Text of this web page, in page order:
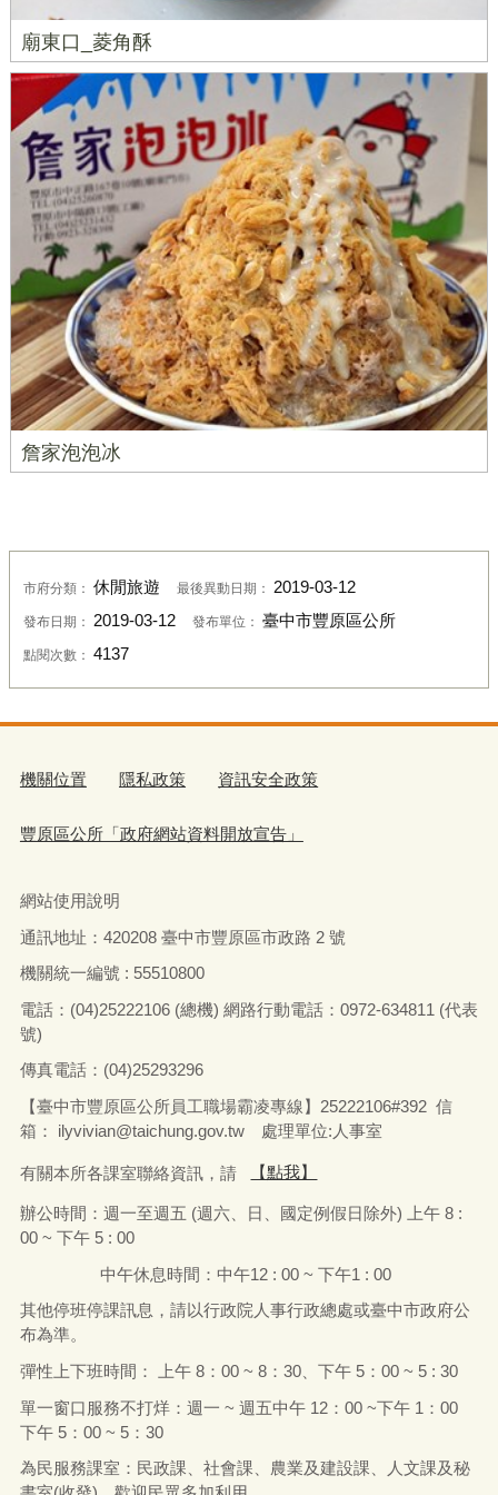
廟東口_菱角酥
詹家泡泡冰
市府分類： 休閒旅遊 最後異動日期： 2019-03-12
發布日期： 2019-03-12 發布單位： 臺中市豐原區公所
點閱次數： 4137
機關位置 隱私政策 資訊安全政策
豐原區公所「政府網站資料開放宣告」
網站使用說明
通訊地址： 420208 臺中市豐原區市政路 2 號
機關統一編號 : 55510800
電話： (04)25222106 (總機) 網路行動電話： 0972-634811 (代表
號)
傳真電話： (04)25293296
【臺中市豐原區公所員工職場霸凌專線】25222106#392 信
箱： ilyvivian@taichung.gov.tw處理單位:人事室
有關本所各課室聯絡資訊，請 【點我】
辦公時間： 週一至週五 (週六、日、國定例假日除外) 上午8 :
00 ~ 下午5 : 00
中午休息時間：中午12 : 00 ~ 下午1 : 00
其他停班停課訊息，請以行政院人事行政總處或臺中市政府公
布為準。
彈性上下班時間： 上午8： 00 ~ 8： 30、下午5： 00 ~ 5 : 30
單一窗口服務不打烊：週一 ~ 週五中午12： 00 ~下午1 ： 00
下午5： 00 ~ 5： 30
為民服務課室：民政課、社會課、農業及建設課、人文課及秘